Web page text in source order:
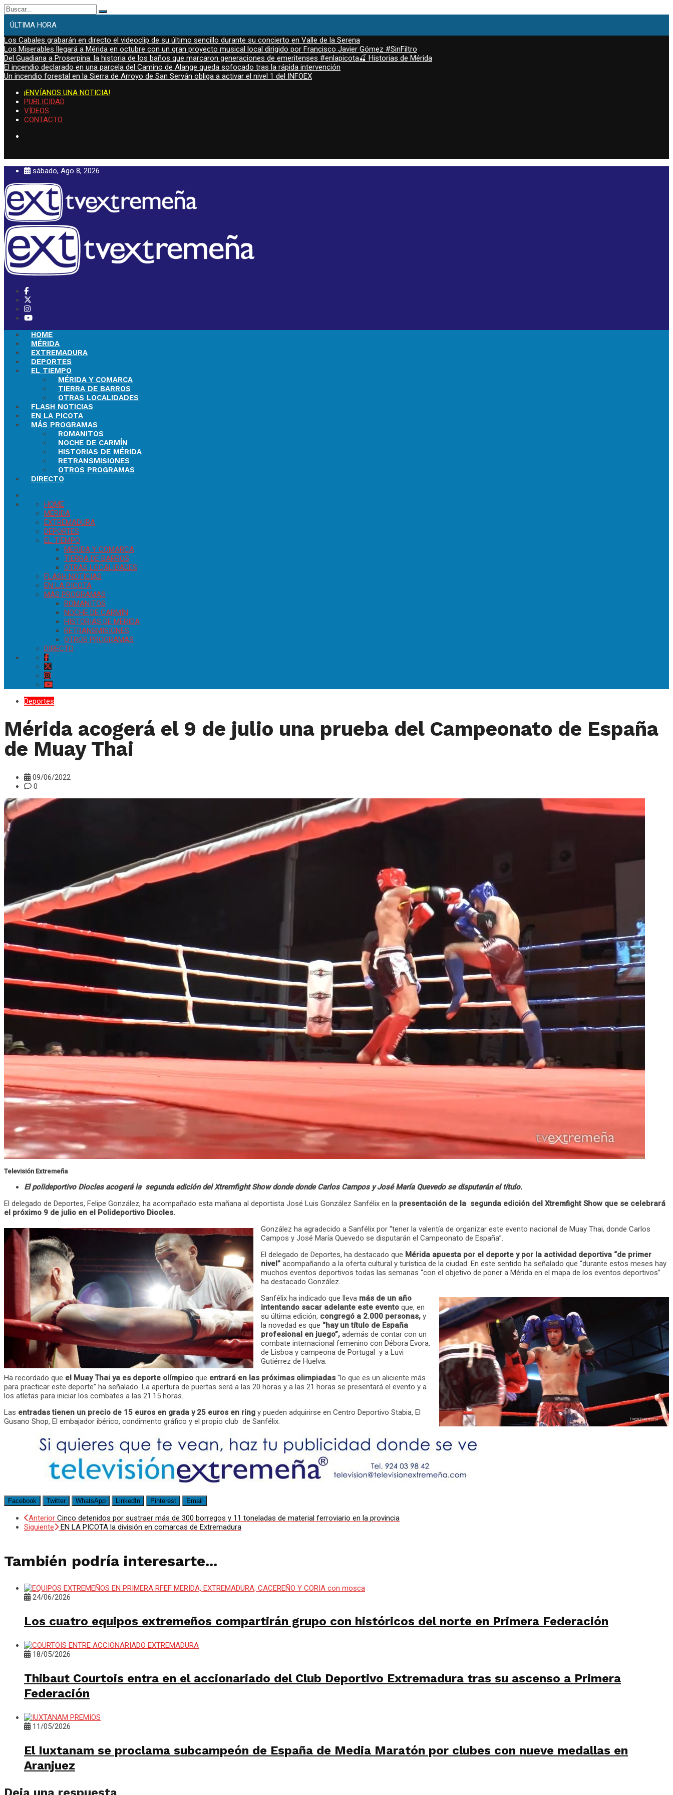
Buscar:
ÚLTIMA HORA
Los Cabales grabarán en directo el videoclip de su último sencillo durante su concierto en Valle de la Serena
Los Miserables llegará a Mérida en octubre con un gran proyecto musical local dirigido por Francisco Javier Gómez #SinFiltro
Del Guadiana a Proserpina: la historia de los baños que marcaron generaciones de emeritenses #enlapicota🍒 Historias de Mérida
El incendio declarado en una parcela del Camino de Alange queda sofocado tras la rápida intervención
Un incendio forestal en la Sierra de Arroyo de San Serván obliga a activar el nivel 1 del INFOEX
¡ENVÍANOS UNA NOTICIA!
PUBLICIDAD
VÍDEOS
CONTACTO
sábado, Ago 8, 2026
HOME
MÉRIDA
EXTREMADURA
DEPORTES
EL TIEMPO
MÉRIDA Y COMARCA
TIERRA DE BARROS
OTRAS LOCALIDADES
FLASH NOTICIAS
EN LA PICOTA
MÁS PROGRAMAS
ROMANITOS
NOCHE DE CARMÍN
HISTORIAS DE MÉRIDA
RETRANSMISIONES
OTROS PROGRAMAS
DIRECTO
HOME
MÉRIDA
EXTREMADURA
DEPORTES
EL TIEMPO
MÉRIDA Y COMARCA
TIERRA DE BARROS
OTRAS LOCALIDADES
FLASH NOTICIAS
EN LA PICOTA
MÁS PROGRAMAS
ROMANITOS
NOCHE DE CARMÍN
HISTORIAS DE MÉRIDA
RETRANSMISIONES
OTROS PROGRAMAS
DIRECTO
Deportes
Mérida acogerá el 9 de julio una prueba del Campeonato de España
de Muay Thai
09/06/2022
0
Televisión Extremeña
El polideportivo Diocles acogerá la segunda edición del Xtremfight Show donde donde Carlos Campos y José María Quevedo se disputarán el título.
El delegado de Deportes, Felipe González, ha acompañado esta mañana al deportista José Luis González Sanfélix en la presentación de la segunda edición del Xtremfight Show que se celebrará
el próximo 9 de julio en el Polideportivo Diocles.
González ha agradecido a Sanfélix por “tener la valentía de organizar este evento nacional de Muay Thai, donde Carlos
Campos y José María Quevedo se disputarán el Campeonato de España”.
El delegado de Deportes, ha destacado que Mérida apuesta por el deporte y por la actividad deportiva “de primer
nivel” acompañando a la oferta cultural y turística de la ciudad. En este sentido ha señalado que “durante estos meses hay
muchos eventos deportivos todas las semanas “con el objetivo de poner a Mérida en el mapa de los eventos deportivos”
ha destacado González.
Sanfélix ha indicado que lleva más de un año
intentando sacar adelante este evento que, en
su última edición, congregó a 2.000 personas, y
la novedad es que “hay un título de España
profesional en juego”, además de contar con un
combate internacional femenino con Débora Evora,
de Lisboa y campeona de Portugal y a Luvi
Gutiérrez de Huelva.
Ha recordado que el Muay Thai ya es deporte olímpico que entrará en las próximas olimpiadas “lo que es un aliciente más
para practicar este deporte” ha señalado. La apertura de puertas será a las 20 horas y a las 21 horas se presentará el evento y a
los atletas para iniciar los combates a las 21.15 horas.
Las entradas tienen un precio de 15 euros en grada y 25 euros en ring y pueden adquirirse en Centro Deportivo Stabia, El
Gusano Shop, El embajador ibérico, condimento gráfico y el propio club de Sanfélix.
Facebook Twitter WhatsApp LinkedIn Pinterest Email
Anterior Cinco detenidos por sustraer más de 300 borregos y 11 toneladas de material ferroviario en la provincia
Siguiente
EN LA PICOTA la división en comarcas de Extremadura
También podría interesarte...
24/06/2026
Los cuatro equipos extremeños compartirán grupo con históricos del norte en Primera Federación
18/05/2026
Thibaut Courtois entra en el accionariado del Club Deportivo Extremadura tras su ascenso a Primera
Federación
11/05/2026
El Iuxtanam se proclama subcampeón de España de Media Maratón por clubes con nueve medallas en
Aranjuez